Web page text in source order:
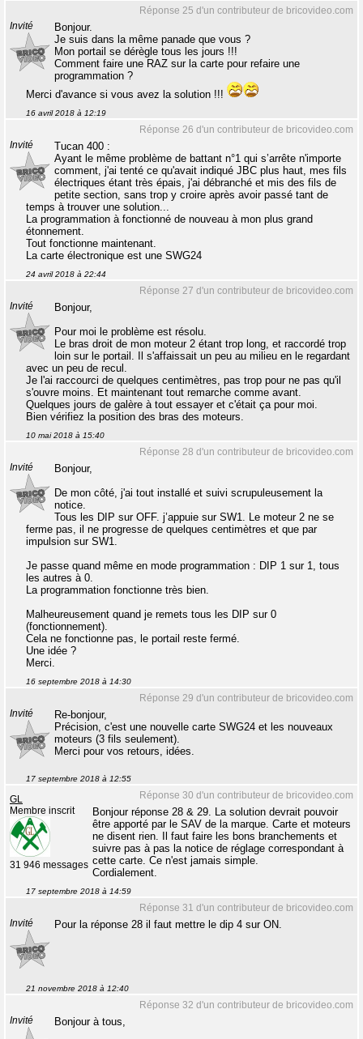
Réponse 25 d'un contributeur de bricovideo.com
Invité
Bonjour.
Je suis dans la même panade que vous ?
Mon portail se dérègle tous les jours !!!
Comment faire une RAZ sur la carte pour refaire une
programmation ?
Merci d'avance si vous avez la solution !!!
16 avril 2018 à 12:19
Réponse 26 d'un contributeur de bricovideo.com
Invité
Tucan 400 :
Ayant le même problème de battant n°1 qui s’arrête n'importe
comment, j'ai tenté ce qu'avait indiqué JBC plus haut, mes fils
électriques étant très épais, j'ai débranché et mis des fils de
petite section, sans trop y croire après avoir passé tant de
temps à trouver une solution...
La programmation à fonctionné de nouveau à mon plus grand
étonnement.
Tout fonctionne maintenant.
La carte électronique est une SWG24
24 avril 2018 à 22:44
Réponse 27 d'un contributeur de bricovideo.com
Invité
Bonjour,
Pour moi le problème est résolu.
Le bras droit de mon moteur 2 étant trop long, et raccordé trop
loin sur le portail. Il s'affaissait un peu au milieu en le regardant
avec un peu de recul.
Je l'ai raccourci de quelques centimètres, pas trop pour ne pas qu'il
s'ouvre moins. Et maintenant tout remarche comme avant.
Quelques jours de galère à tout essayer et c'était ça pour moi.
Bien vérifiez la position des bras des moteurs.
10 mai 2018 à 15:40
Réponse 28 d'un contributeur de bricovideo.com
Invité
Bonjour,
De mon côté, j'ai tout installé et suivi scrupuleusement la
notice.
Tous les DIP sur OFF. j’appuie sur SW1. Le moteur 2 ne se
ferme pas, il ne progresse de quelques centimètres et que par
impulsion sur SW1.
Je passe quand même en mode programmation : DIP 1 sur 1, tous
les autres à 0.
La programmation fonctionne très bien.
Malheureusement quand je remets tous les DIP sur 0
(fonctionnement).
Cela ne fonctionne pas, le portail reste fermé.
Une idée ?
Merci.
16 septembre 2018 à 14:30
Réponse 29 d'un contributeur de bricovideo.com
Invité
Re-bonjour,
Précision, c'est une nouvelle carte SWG24 et les nouveaux
moteurs (3 fils seulement).
Merci pour vos retours, idées.
17 septembre 2018 à 12:55
Réponse 30 d'un contributeur de bricovideo.com
GL
Membre inscrit
31 946 messages
Bonjour réponse 28 & 29. La solution devrait pouvoir
être apporté par le SAV de la marque. Carte et moteurs
ne disent rien. Il faut faire les bons branchements et
suivre pas à pas la notice de réglage correspondant à
cette carte. Ce n'est jamais simple.
Cordialement.
17 septembre 2018 à 14:59
Réponse 31 d'un contributeur de bricovideo.com
Invité Pour la réponse 28 il faut mettre le dip 4 sur ON.
21 novembre 2018 à 12:40
Réponse 32 d'un contributeur de bricovideo.com
Invité
Bonjour à tous,